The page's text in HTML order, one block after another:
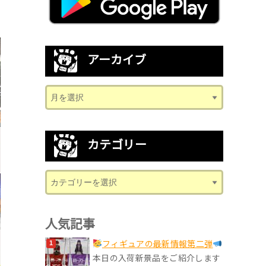
アーカイブ
カテゴリー
人気記事
フィギュアの最新情報第二弾
本日の入荷新景品をご紹介します